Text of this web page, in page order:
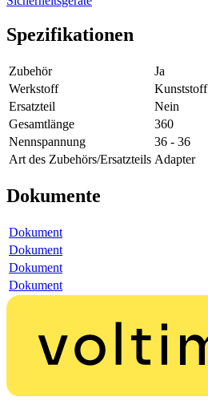
Spezifikationen
Zubehör
Ja
Werkstoff
Kunststoff
Ersatzteil
Nein
Gesamtlänge
360
Nennspannung
36 - 36
Art des Zubehörs/Ersatzteils Adapter
Dokumente
Dokument
Dokument
Dokument
Dokument